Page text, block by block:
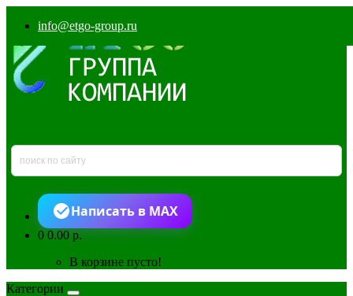
info@etgo-group.ru
Написать в MAX
00.00 р.
В корзине пусто!
Категории